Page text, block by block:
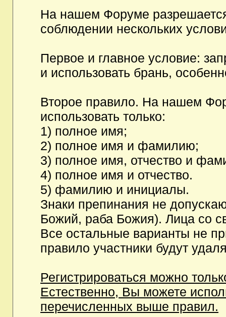
На нашем Форуме
соблюдении нескольких
Первое и главное условие:
и использовать брань,
Второе правило. На нашем
использовать только:
1) полное имя;
2) полное имя и фамилию;
3) полное имя, отчество и
4) полное имя и отчество.
5) фамилию и инициалы.
Знаки препинания не
Божий, раба Божия). Лица со
Все остальные варианты не
правило участники будут
Регистрироваться можно
Естественно, Вы можете
перечисленных выше правил.